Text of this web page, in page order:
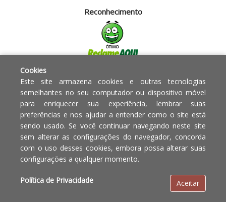
Reconhecimento
Powered by:
Copyright © 2010 - 2017 Razão
social Blumenau - RA OBJETOS PARA
O LAR EIRELI CNPJ -
E loja 33 Asa Sul - Brasília-DF - CEP:
Em caso de divergência de
preços, o valor válido é o do
Cookies
Este site armazena cookies e outras tecnologias
semelhantes no seu computador ou dispositivo móvel
para enriquecer sua experiência, lembrar suas
preferências e nos ajudar a entender como o site está
sendo usado. Se você continuar navegando neste site
sem alterar as configurações do navegador, concorda
com o uso desses cookies, embora possa alterar suas
configurações a qualquer momento.
Política de Privacidade Aceitar